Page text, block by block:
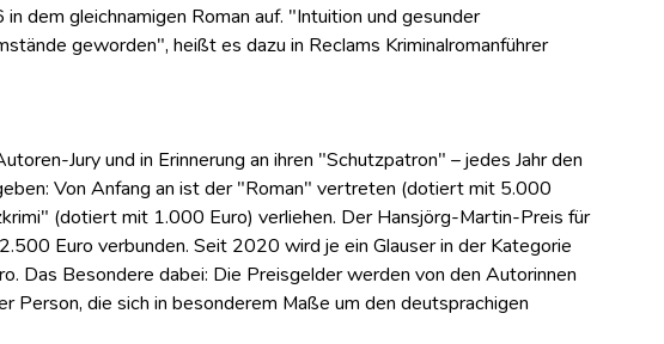
dem gleichnamigen Roman auf. "Intuition und gesunder
geworden", heißt es dazu in Reclams Kriminalromanführer
Jury und in Erinnerung an ihren "Schutzpatron" – jedes Jahr den
Von Anfang an ist der "Roman" vertreten (dotiert mit 5.000
(dotiert mit 1.000 Euro) verliehen. Der Hansjörg-Martin-Preis für
Euro verbunden. Seit 2020 wird je ein Glauser in der Kategorie
Das Besondere dabei: Die Preisgelder werden von den Autorinnen
die sich in besonderem Maße um den deutsprachigen